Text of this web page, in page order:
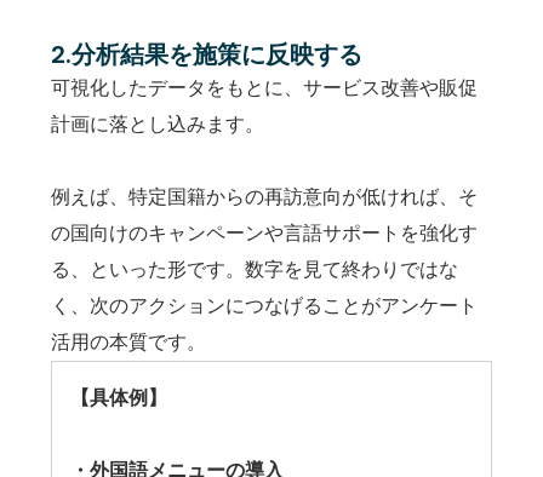
2.分析結果を施策に反映する
可視化したデータをもとに、サービス改善や販促
計画に落とし込みます。
例えば、特定国籍からの再訪意向が低ければ、そ
の国向けのキャンペーンや言語サポートを強化す
る、といった形です。数字を見て終わりではな
く、次のアクションにつなげることがアンケート
活用の本質です。
【具体例】
・外国語メニューの導入